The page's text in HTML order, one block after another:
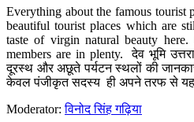
Everything about the famous tourist
beautiful tourist places which are
taste of virgin natural beauty here.
members are in plenty. देव भूमि
दूरस्थ और अछूते पर्यटन स्थलों की
केवल पंजीकृत सदस्य ही अपने तरफ से
Moderator:विनोद सिंह गढ़िया